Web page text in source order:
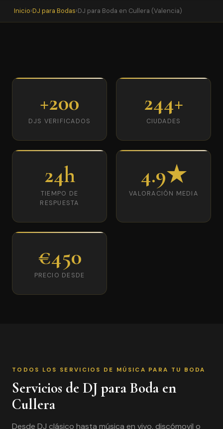
Inicio›DJ para Bodas›DJ para Boda en Cullera (Valencia)
+200
DJS VERIFICADOS
244+
CIUDADES
24h
TIEMPO DE
RESPUESTA
4.9★
VALORACIÓN MEDIA
€450
PRECIO DESDE
TODOS LOS SERVICIOS DE MÚSICA PARA TU BODA
Servicios de DJ para Boda en
Cullera
Desde DJ clásico hasta música en vivo, discómovil o